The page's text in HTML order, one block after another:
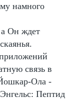
намного
Он ждет
связь в
Ола -
Пептид